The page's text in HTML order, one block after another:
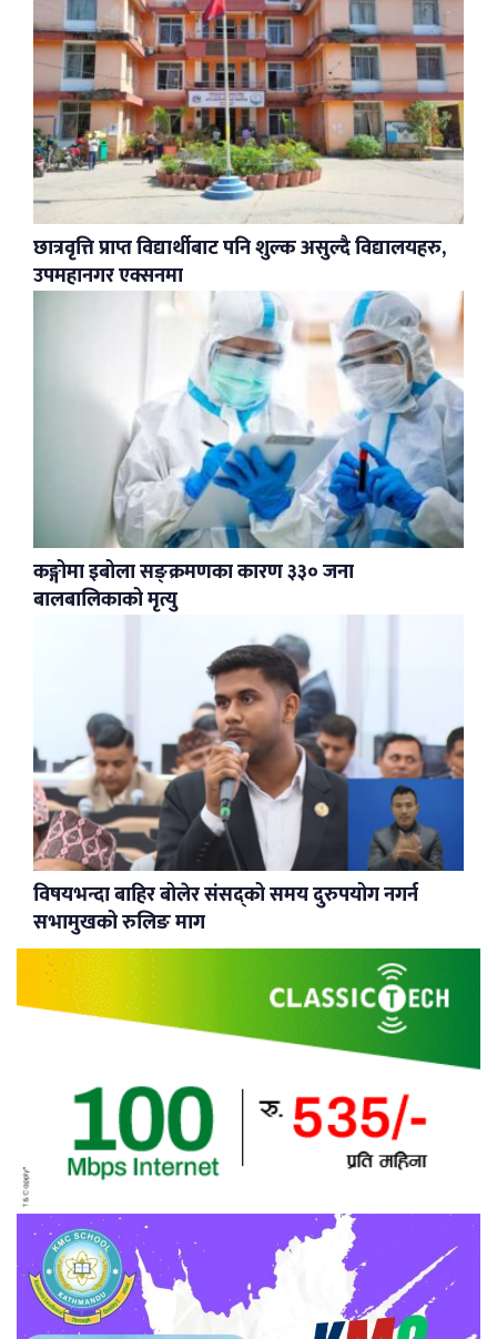
छात्रवृत्ति प्राप्त विद्यार्थीबाट पनि शुल्क असुल्दै विद्यालयहरु,
उपमहानगर एक्सनमा
कङ्गोमा इबोला सङ्क्रमणका कारण ३३० जना
बालबालिकाको मृत्यु
विषयभन्दा बाहिर बोलेर संसद्को समय दुरुपयोग नगर्न
सभामुखको रुलिङ माग